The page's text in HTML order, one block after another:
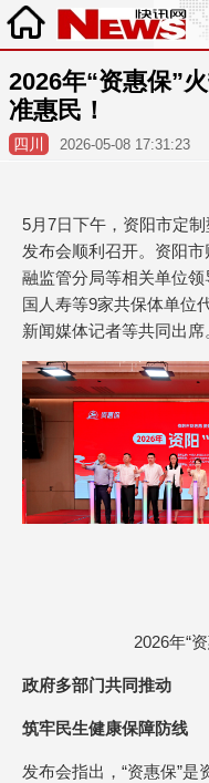
2026年“资惠保”
准惠民！
四川 2026-05-08 17:31:23
5月7日下午，资阳市定
发布会顺利召开。资阳
融监管分局等相关单位
国人寿等9家共保体单位
新闻媒体记者等共同出席
2026年“
政府多部门共同推动
筑牢民生健康保障防线
发布会指出，“资惠保”